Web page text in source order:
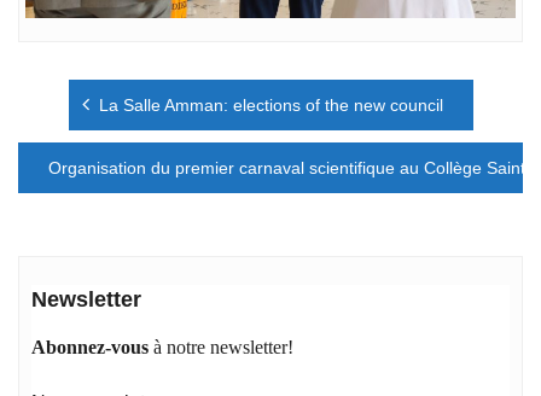
Navigation
l’article
La Salle Amman: elections of the new council
Organisation du premier carnaval scientifique au Collège Saint-
Newsletter
Abonnez-vous à notre newsletter!